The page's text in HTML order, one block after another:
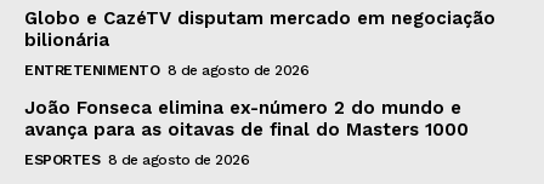
Globo e CazéTV disputam mercado em negociação
bilionária
ENTRETENIMENTO 8 de agosto de 2026
João Fonseca elimina ex-número 2 do mundo e
avança para as oitavas de final do Masters 1000
ESPORTES 8 de agosto de 2026